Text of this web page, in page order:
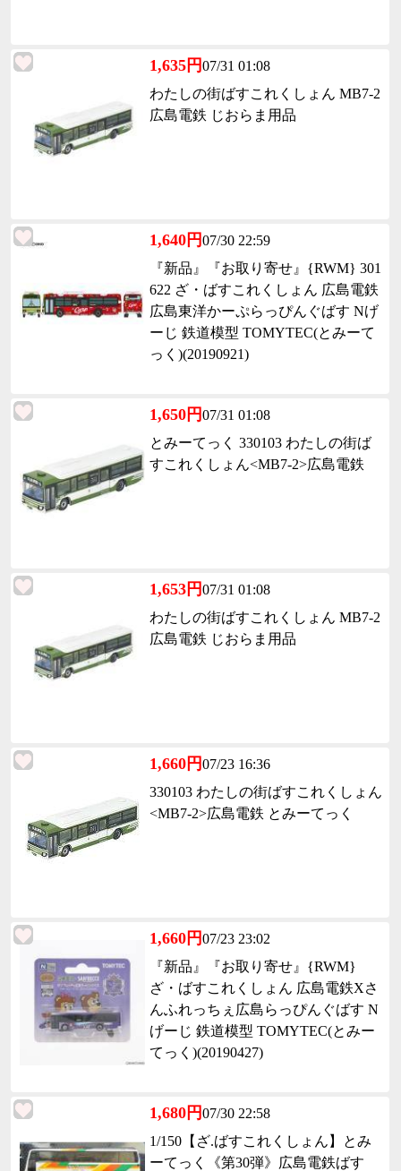
1,635円07/31 01:08
わたしの街ばすこれくしょん MB7-2
広島電鉄 じおらま用品
1,640円07/30 22:59
『新品』『お取り寄せ』{RWM} 301
622 ざ・ばすこれくしょん 広島電鉄
広島東洋かーぷらっぴんぐばす Nげ
ーじ 鉄道模型 TOMYTEC(とみーて
っく)(20190921)
1,650円07/31 01:08
とみーてっく 330103 わたしの街ば
すこれくしょん<MB7-2>広島電鉄
1,653円07/31 01:08
わたしの街ばすこれくしょん MB7-2
広島電鉄 じおらま用品
1,660円07/23 16:36
330103 わたしの街ばすこれくしょん
<MB7-2>広島電鉄 とみーてっく
1,660円07/23 23:02
『新品』『お取り寄せ』{RWM}
ざ・ばすこれくしょん 広島電鉄Xさ
んふれっちぇ広島らっぴんぐばす N
げーじ 鉄道模型 TOMYTEC(とみー
てっく)(20190427)
1,680円07/30 22:58
1/150【ざ.ばすこれくしょん】とみ
ーてっく《第30弾》広島電鉄ばす